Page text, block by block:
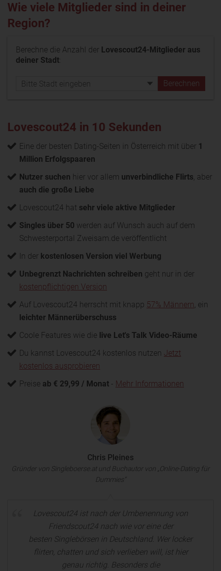
Wie viele Mitglieder sind in deiner
Region?
Berechne die Anzahl der Lovescout24-Mitglieder aus
deiner Stadt:
Lovescout24 in 10 Sekunden
Eine der besten Dating-Seiten in Österreich mit über 1
Million Erfolgspaaren
Nutzer suchen hier vor allem unverbindliche Flirts, aber
auch die große Liebe
Lovescout24 hat sehr viele aktive Mitglieder
Singles über 50 werden auf Wunsch auch auf dem
Schwesterportal Zweisam.de veröffentlicht
In der kostenlosen Version viel Werbung
Unbegrenzt Nachrichten schreiben geht nur in der
kostenpflichtigen Version
Auf Lovescout24 herrscht mit knapp 57% Männern, ein
leichter Männerüberschuss
Coole Features wie die live Let's Talk Video-Räume
Du kannst Lovescout24 kostenlos nutzen Jetzt
kostenlos ausprobieren
Preise ab € 29,99 / Monat - Mehr Informationen
Chris Pleines
Gründer von Singleboerse.at und Buchautor von „Online-Dating für
Dummies“
Lovescout24 ist nach der Umbenennung von
Friendscout24 nach wie vor eine der
besten Singlebörsen in Deutschland. Wer locker
flirten, chatten und sich verlieben will, ist hier
genau richtig. Besonders die